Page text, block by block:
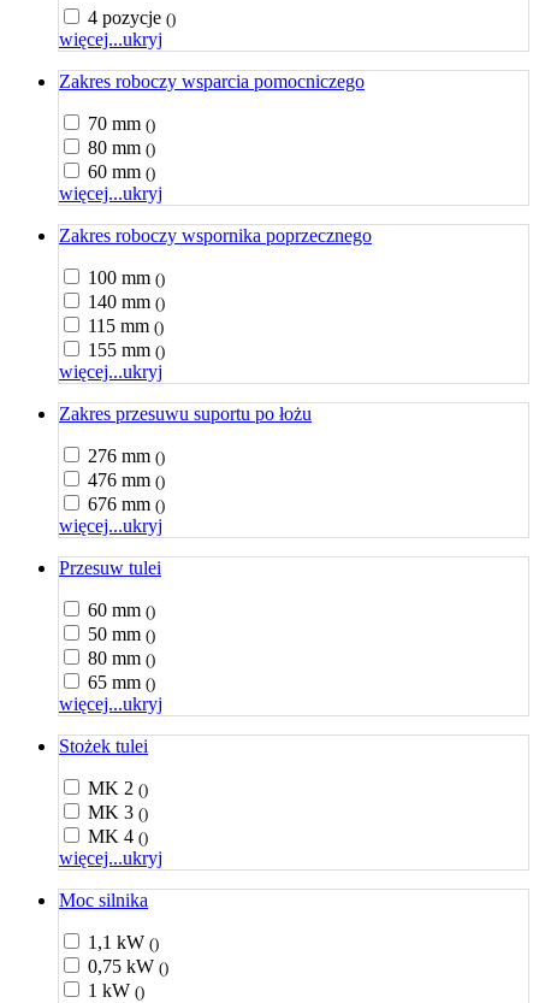
4 pozycje ()
więcej...ukryj
Zakres roboczy wsparcia pomocniczego
70 mm ()
80 mm ()
60 mm ()
więcej...ukryj
Zakres roboczy wspornika poprzecznego
100 mm ()
140 mm ()
115 mm ()
155 mm ()
więcej...ukryj
Zakres przesuwu suportu po łożu
276 mm ()
476 mm ()
676 mm ()
więcej...ukryj
Przesuw tulei
60 mm ()
50 mm ()
80 mm ()
65 mm ()
więcej...ukryj
Stożek tulei
MK 2 ()
MK 3 ()
MK 4 ()
więcej...ukryj
Moc silnika
1,1 kW ()
0,75 kW ()
1 kW ()